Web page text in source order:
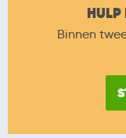
HULP
Binnen